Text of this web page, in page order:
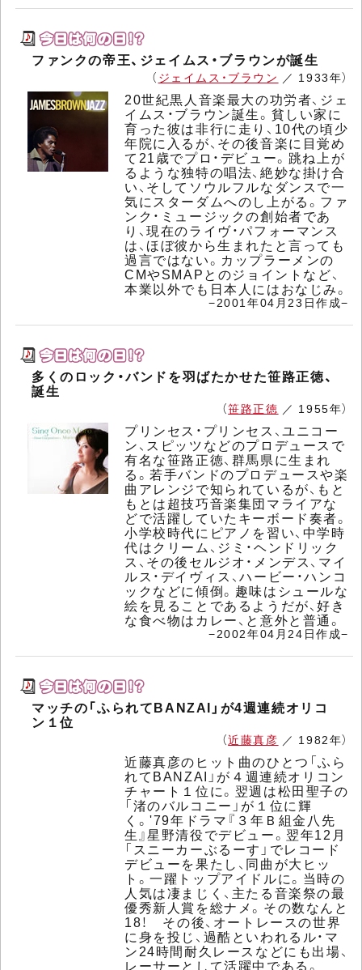
ファンクの帝王、ジェイムス・ブラウンが誕生
（ ジェイムス・ブラウン ／ 1933年）
20世紀黒人音楽最大の功労者、ジェ
イムス・ブラウン誕生。貧しい家に
育った彼は非行に走り、10代の頃少
年院に入るが、その後音楽に目覚め
て21歳でプロ・デビュー。跳ね上が
るような独特の唱法、絶妙な掛け合
い、そしてソウルフルなダンスで一
気にスターダムへのし上がる。ファ
ンク・ミュージックの創始者であ
り、現在のライヴ・パフォーマンス
は、ほぼ彼から生まれたと言っても
過言ではない。カップラーメンの
CMやSMAPとのジョイントなど、
本業以外でも日本人にはおなじみ。
−2001年04月23日作成−
多くのロック・バンドを羽ばたかせた笹路正徳、
誕生
（笹路正徳 ／ 1955年）
プリンセス・プリンセス、ユニコー
ン、スピッツなどのプロデュースで
有名な笹路正徳、群馬県に生まれ
る。若手バンドのプロデュースや楽
曲アレンジで知られているが、もと
もとは超技巧音楽集団マライアな
どで活躍していたキーボード奏者。
小学校時代にピアノを習い、中学時
代はクリーム、ジミ・ヘンドリック
ス、その後セルジオ・メンデス、マイ
ルス・デイヴィス、ハービー・ハンコ
ックなどに傾倒。趣味はシュールな
絵を見ることであるようだが、好き
な食べ物はカレー、と意外と普通。
−2002年04月24日作成−
マッチの「ふられてBANZAI」が4週連続オリコ
ン１位
（近藤真彦 ／ 1982年）
近藤真彦のヒット曲のひとつ「ふら
れてBANZAI」が４週連続オリコン
チャート１位に。翌週は松田聖子の
「渚のバルコニー」が１位に輝
く。'79年ドラマ『３年Ｂ組金八先
生』星野清役でデビュー。翌年12月
「スニーカーぶるーす」でレコード
デビューを果たし、同曲が大ヒッ
ト。一躍トップアイドルに。当時の
人気は凄まじく、主たる音楽祭の最
優秀新人賞を総ナメ。その数なんと
18！ その後、オートレースの世界
に身を投じ、過酷といわれるル・マ
ン24時間耐久レースなどにも出場、
レーサーとして活躍中である。